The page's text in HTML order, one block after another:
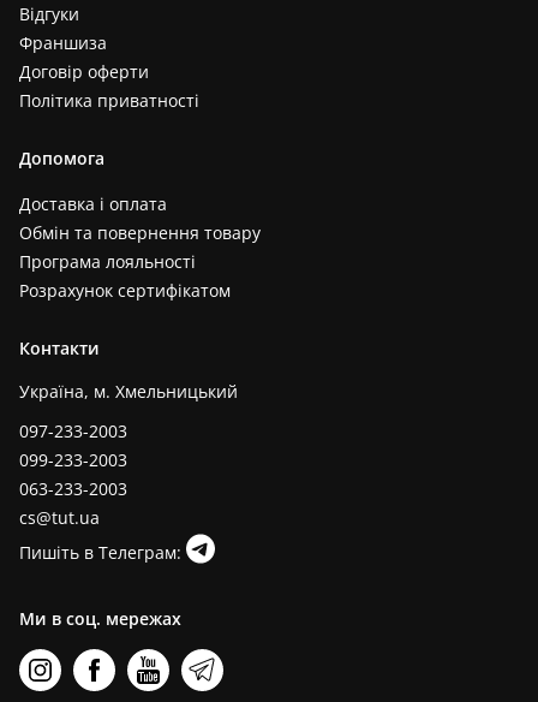
Відгуки
Франшиза
Договір оферти
Політика приватності
Допомога
Доставка і оплата
Обмін та повернення товару
Програма лояльності
Розрахунок сертифікатом
Контакти
Україна, м. Хмельницький
097-233-2003
099-233-2003
063-233-2003
cs@tut.ua
Пишіть в Телеграм:
Ми в соц. мережах